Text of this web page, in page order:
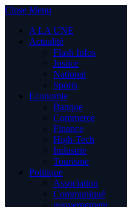
Close Menu
A LA UNE
Actualité
Flash Infos
Justice
National
Sports
Economie
Banque
Commerce
Finance
High-Tech
Industrie
Tourisme
Politique
Association
Communiqué
gouvernement